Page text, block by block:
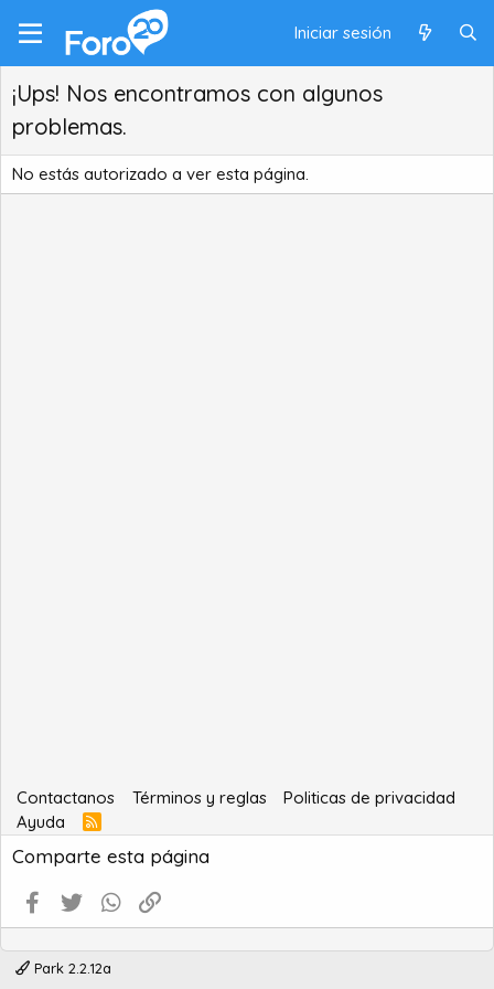
Iniciar sesión
¡Ups! Nos encontramos con algunos
problemas.
No estás autorizado a ver esta página.
Contactanos Términos y reglas
Politicas de privacidad
Ayuda
R
S
S
Comparte esta página
Facebook
Twitter WhatsApp
Park 2.2.12a